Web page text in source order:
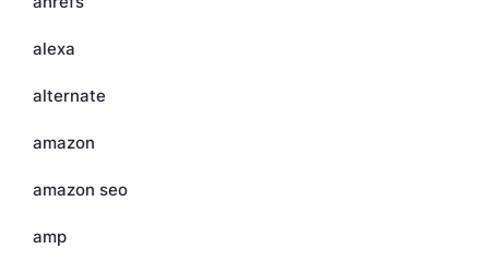
alexa
alternate
amazon
amazon seo
amp